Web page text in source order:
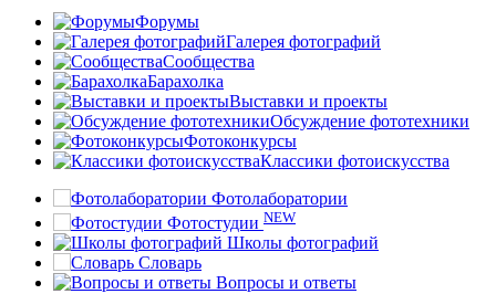
Форумы
Галерея фотографий
Сообщества
Барахолка
Выставки и проекты
Обсуждение фототехники
Фотоконкурсы
Классики фотоискусства
Фотолаборатории
Фотостудии NEW
Школы фотографий
Словарь
Вопросы и ответы